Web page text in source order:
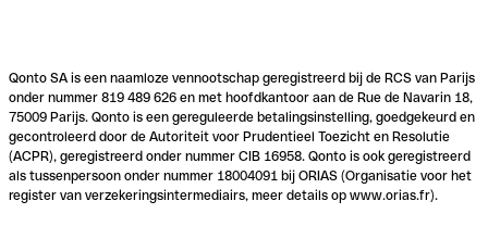
Qonto SA is een naamloze vennootschap geregistreerd bij de RCS van Parijs
onder nummer 819 489 626 en met hoofdkantoor aan de Rue de Navarin 18,
75009 Parijs. Qonto is een gereguleerde betalingsinstelling, goedgekeurd en
gecontroleerd door de Autoriteit voor Prudentieel Toezicht en Resolutie
(ACPR), geregistreerd onder nummer CIB 16958. Qonto is ook geregistreerd
als tussenpersoon onder nummer 18004091 bij ORIAS (Organisatie voor het
register van verzekeringsintermediairs, meer details op www.orias.fr).